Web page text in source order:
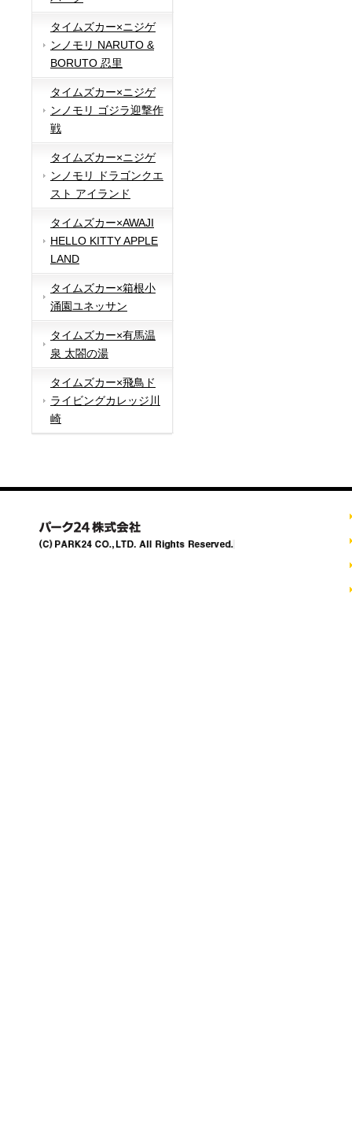
タイムズカー×ニジゲ
ンノモリ NARUTO &
BORUTO 忍里
タイムズカー×ニジゲ
ンノモリ ゴジラ迎撃作
戦
タイムズカー×ニジゲ
ンノモリ ドラゴンクエ
スト アイランド
タイムズカー×AWAJI
HELLO KITTY APPLE
LAND
タイムズカー×箱根小
涌園ユネッサン
タイムズカー×有馬温
泉 太閤の湯
タイムズカー×飛鳥ド
ライビングカレッジ川
崎